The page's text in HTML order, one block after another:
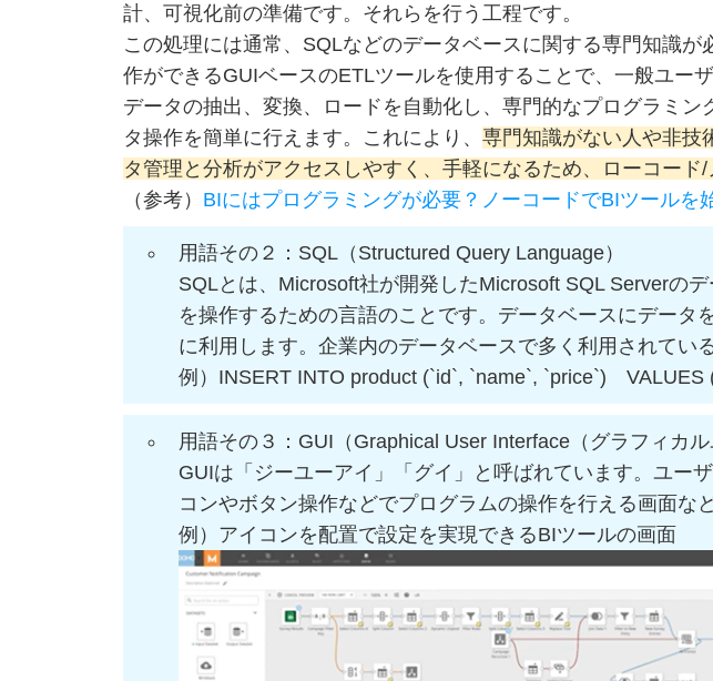
計、可視化前の準備です。それらを行う工程です。
この処理には通常、SQLなどのデータベースに関する専門知識が
作ができるGUIベースのETLツールを使用することで、一般ユー
データの抽出、変換、ロードを自動化し、専門的なプログラミ
タ操作を簡単に行えます。これにより、 専門知識がない人や非技
タ管理と分析がアクセスしやすく、手軽になるため、ローコー
（参考） BIにはプログラミングが必要？ノーコードでBIツールを
用語その２：SQL（Structured Query Language）
SQLとは、Microsoft社が開発したMicrosoft SQL Serverの
を操作するための言語のことです。データベースにデータ
に利用します。企業内のデータベースで多く利用されてい
例）INSERT INTO product (`id`, `name`, `price`) VALUES
用語その３：GUI（Graphical User Interface（グラフィカ
GUIは「ジーユーアイ」「グイ」と呼ばれています。ユー
コンやボタン操作などでプログラムの操作を行える画面な
例）アイコンを配置で設定を実現できるBIツールの画面